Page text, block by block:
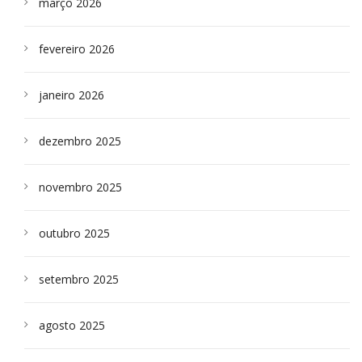
fevereiro 2026
janeiro 2026
dezembro 2025
novembro 2025
outubro 2025
setembro 2025
agosto 2025